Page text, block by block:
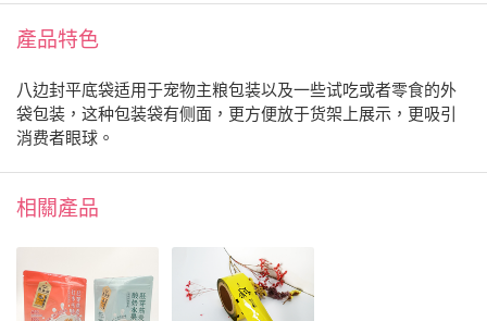
產品特色
八边封平底袋适用于宠物主粮包装以及一些试吃或者零食的外
袋包装，这种包装袋有侧面，更方便放于货架上展示，更吸引
消费者眼球。
相關產品